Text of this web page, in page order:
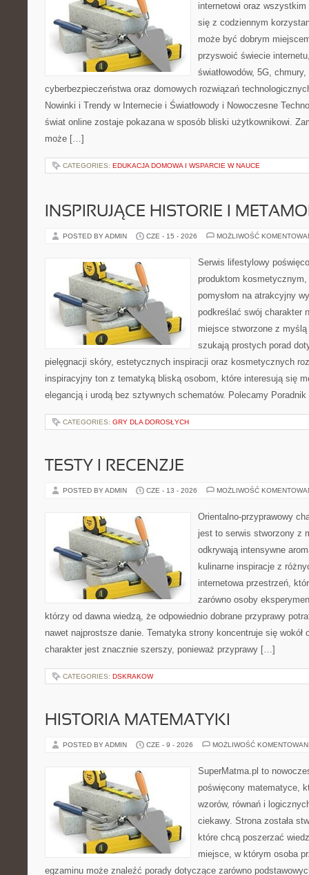
internetowi oraz
się z codziennym
może być dobrym
przyswoić świecie
światłowodów, 5G,
cyberbezpieczeństwa oraz domowych rozwiązań
Nowinki i Trendy w Internecie i Światłowody i Nowoczesne
świat online zostaje pokazana w sposób bliski użytkownikowi.
może […]
CATEGORIES: EDUKACJA DOMOWA I WSPARCIE W NAUCE
INSPIRUJĄCE HISTORIE I
POSTED BY ADMIN CZE - 15 - 2026 MOŻLIWOŚĆ
Serwis lifestylowy
produktom
pomysłom na atrakcyjny
podkreślać swój charakter
miejsce stworzone z
szukają prostych porad
pielęgnacji skóry, estetycznych inspiracji oraz kosmetycznych
inspiracyjny ton z tematyką bliską osobom, które interesują się
elegancją i urodą bez sztywnych schematów. Polecamy
CATEGORIES: GRY DLA DOROSŁYCH
TESTY I RECENZJE
POSTED BY ADMIN CZE - 13 - 2026 MOŻLIWOŚĆ
Orientalno-przyprawowy
jest to serwis stworzony z
odkrywają intensywne
kulinarne inspiracje z
internetowa przestrzeń,
zarówno osoby
którzy od dawna wiedzą, że odpowiednio dobrane przyprawy
nawet najprostsze danie. Tematyka strony koncentruje się wokół
charakter jest znacznie szerszy, ponieważ przyprawy […]
CATEGORIES: DSKRAKOW
HISTORIA MATEMATYKI
POSTED BY ADMIN CZE - 9 - 2026 MOŻLIWOŚĆ
SuperMatma.pl to
poświęcony matematyce,
wzorów, równań i
ciekawy. Strona została
które chcą poszerzać
miejsce, w którym osoba
egzaminu może znaleźć porady dotyczące zarówno